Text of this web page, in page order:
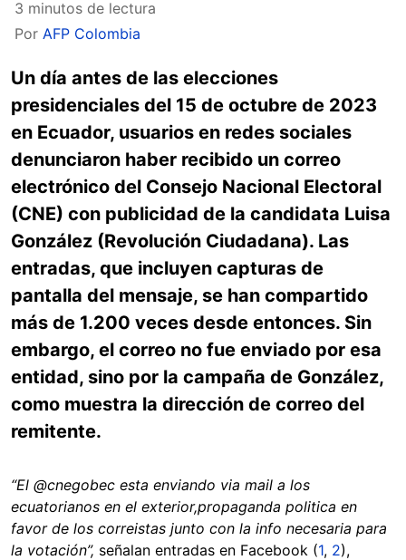
3 minutos de lectura
Por AFP Colombia
Un día antes de las elecciones
presidenciales del 15 de octubre de 2023
en Ecuador, usuarios en redes sociales
denunciaron haber recibido un correo
electrónico del Consejo Nacional Electoral
(CNE) con publicidad de la candidata Luisa
González (Revolución Ciudadana). Las
entradas, que incluyen capturas de
pantalla del mensaje, se han compartido
más de 1.200 veces desde entonces. Sin
embargo, el correo no fue enviado por esa
entidad, sino por la campaña de González,
como muestra la dirección de correo del
remitente.
“El @cnegobec esta enviando via mail a los
ecuatorianos en el exterior,propaganda politica en
favor de los correistas junto con la info necesaria para
la votación”, señalan entradas en Facebook (1, 2),